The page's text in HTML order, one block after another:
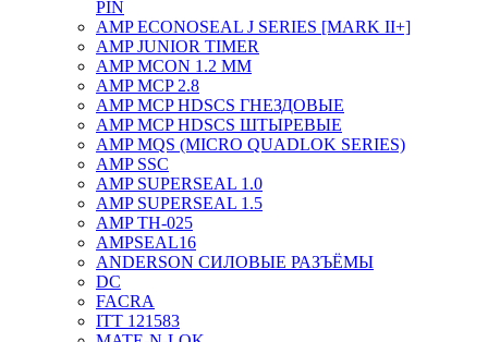
PIN
AMP ECONOSEAL J SERIES [MARK II+]
AMP JUNIOR TIMER
AMP MCON 1.2 MM
AMP MCP 2.8
AMP MCP HDSCS ГНЕЗДОВЫЕ
AMP MCP HDSCS ШТЫРЕВЫЕ
AMP MQS (MICRO QUADLOK SERIES)
AMP SSC
AMP SUPERSEAL 1.0
AMP SUPERSEAL 1.5
AMP ТН-025
AMPSEAL16
ANDERSON СИЛОВЫЕ РАЗЪЁМЫ
DC
FACRA
ITT 121583